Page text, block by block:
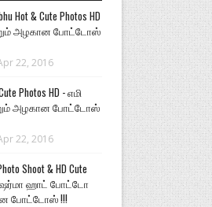
Hot & Cute Photos HD
அழகான போட்டோஸ்
22, 2016
Photos HD - எமி
அழகான போட்டோஸ்
22, 2016
Shoot & HD Cute
ஷர்மா ஹாட் போட்டோ
போட்டோஸ் !!!